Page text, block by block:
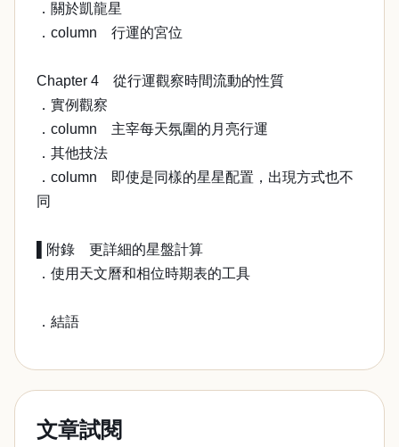
．關於凱龍星
．column 行運的宮位
Chapter 4 從行運觀察時間流動的性質
．實例觀察
．column 主宰每天氛圍的月亮行運
．其他技法
．column 即使是同樣的星星配置，出現方式也不
同
▌附錄 更詳細的星盤計算
．使用天文曆和相位時期表的工具
．結語
文章試閱